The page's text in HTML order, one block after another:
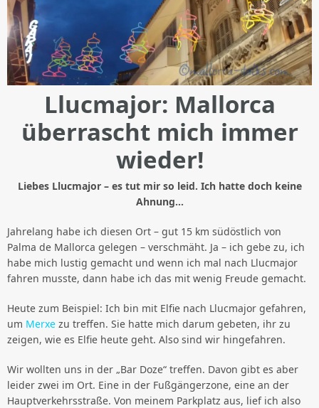
Llucmajor: Mallorca
überrascht mich immer
wieder!
Liebes Llucmajor – es tut mir so leid. Ich hatte doch keine
Ahnung…
Jahrelang habe ich diesen Ort – gut 15 km südöstlich von
Palma de Mallorca gelegen – verschmäht. Ja – ich gebe zu, ich
habe mich lustig gemacht und wenn ich mal nach Llucmajor
fahren musste, dann habe ich das mit wenig Freude gemacht.
Heute zum Beispiel: Ich bin mit Elfie nach Llucmajor gefahren,
um Merxe zu treffen. Sie hatte mich darum gebeten, ihr zu
zeigen, wie es Elfie heute geht. Also sind wir hingefahren.
Wir wollten uns in der „Bar Doze“ treffen. Davon gibt es aber
leider zwei im Ort. Eine in der Fußgängerzone, eine an der
Hauptverkehrsstraße. Von meinem Parkplatz aus, lief ich also